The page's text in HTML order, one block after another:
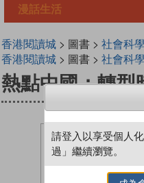
漫話生活
香港閱讀城> 圖書 > 社會科學
香港閱讀城> 圖書 > 社會科學
熱點中國：轉型
請登入以享受個人
過」繼續瀏覽。